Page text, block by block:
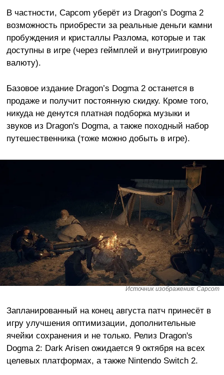
В частности, Capcom уберёт из Dragon’s Dogma 2
возможность приобрести за реальные деньги камни
пробуждения и кристаллы Разлома, которые и так
доступны в игре (через геймплей и внутриигровую
валюту).
Базовое издание Dragon’s Dogma 2 останется в
продаже и получит постоянную скидку. Кроме того,
никуда не денутся платная подборка музыки и
звуков из Dragon's Dogma, а также походный набор
путешественника (тоже можно добыть в игре).
Источник изображения: Capcom
Запланированный на конец августа патч принесёт в
игру улучшения оптимизации, дополнительные
ячейки сохранения и не только. Релиз Dragon's
Dogma 2: Dark Arisen ожидается 9 октября на всех
целевых платформах, а также Nintendo Switch 2.